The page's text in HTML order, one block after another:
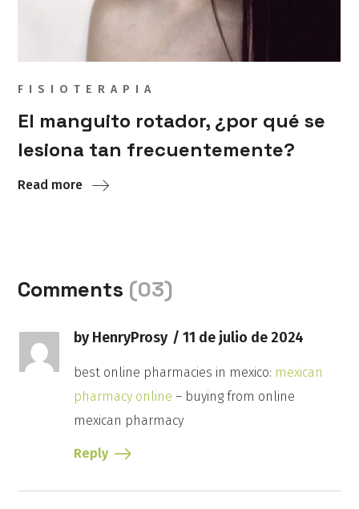
FISIOTERAPIA
El manguito rotador, ¿por qué se
lesiona tan frecuentemente?
Read more
Comments (03)
by HenryProsy 11 de julio de 2024
best online pharmacies in mexico: mexican
pharmacy online – buying from online
mexican pharmacy
Reply